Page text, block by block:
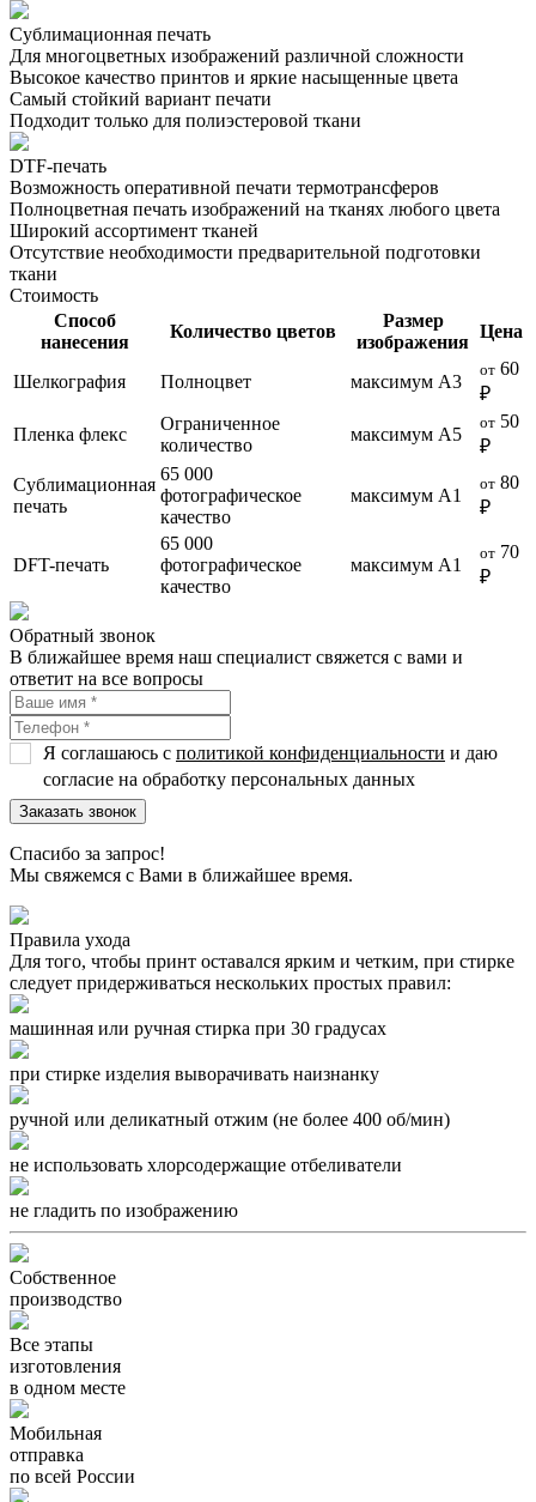
Сублимационная печать
Для многоцветных изображений различной сложности
Высокое качество принтов и яркие насыщенные цвета
Самый стойкий вариант печати
Подходит только для полиэстеровой ткани
DTF-печать
Возможность оперативной печати термотрансферов
Полноцветная печать изображений на тканях любого цвета
Широкий ассортимент тканей
Отсутствие необходимости предварительной подготовки
ткани
Стоимость
Способ
нанесения
Количество цветов
Размер
изображения
Цена
Шелкография Полноцвет максимум А3
от 60
₽
Пленка флекс
Ограниченное
количество
максимум А5
от 50
₽
Сублимационная
печать
65 000
фотографическое
качество
максимум А1
от 80
₽
DFT-печать
65 000
фотографическое
качество
максимум А1
от 70
₽
Обратный звонок
В ближайшее время наш специалист свяжется с вами и
ответит на все вопросы
Я соглашаюсь с политикой конфиденциальности и даю
согласие на обработку персональных данных
Спасибо за запрос!
Мы свяжемся с Вами в ближайшее время.
Правила ухода
Для того, чтобы принт оставался ярким и четким, при стирке
следует придерживаться нескольких простых правил:
машинная или ручная стирка при 30 градусах
при стирке изделия выворачивать наизнанку
ручной или деликатный отжим (не более 400 об/мин)
не использовать хлорсодержащие отбеливатели
не гладить по изображению
Собственное
производство
Все этапы
изготовления
в одном месте
Мобильная
отправка
по всей России